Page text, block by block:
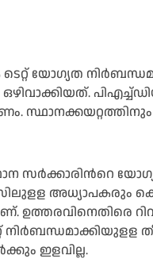
യോഗ്യത
സ്ഥാനക്കയറ്റത്തിനും
അധ്യാപകരും കെ
ഉത്തരവിനെതിരെ
നിർബന്ധമാക്കിയുളള
ഇളവില്ല.